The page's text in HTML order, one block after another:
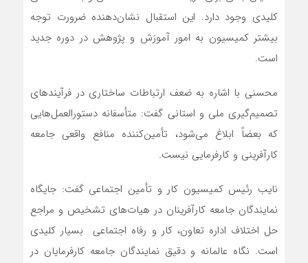
کلیدی وجود دارد. این استقبال نشان‌دهنده ضرورت توجه
بیشتر کمیسیون به امور آموزش و پژوهش در دوره جدید
است.
محسنی با اشاره به ضعف ارتباطات ساختاری در فرآیندهای
تصمیم‌گیری ملی و استانی گفت: متأسفانه دستورالعمل‌هایی
که بعضاً ابلاغ می‌شود، تأمین‌کننده منافع واقعی جامعه
کارآفرینی و کارفرمایی نیست.
نایب رئیس کمیسیون کار و تأمین اجتماعی گفت: جایگاه
نمایندگان جامعه کارآفرینان در هیات‌های تشخیص و مراجع
حل اختلاف اداره تعاون، کار و رفاه اجتماعی بسیار کلیدی
است. نگاه عالمانه و دقیق نمایندگان جامعه کارفرمایان در